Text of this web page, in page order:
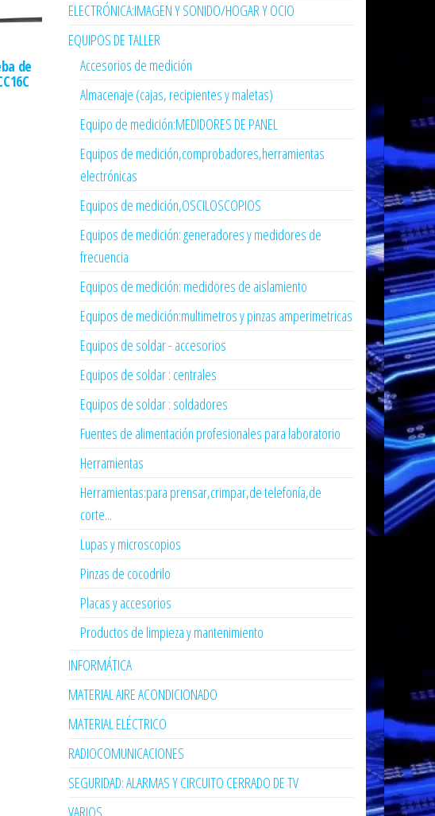
de
ELECTRÓNICA:IMAGEN Y SONIDO/HOGAR Y OCIO
EQUIPOS DE TALLER
Accesorios de medición
Almacenaje (cajas, recipientes y maletas)
Equipo de medición:MEDIDORES DE PANEL
Equipos de medición,comprobadores,herramientas
electrónicas
Equipos de medición,OSCILOSCOPIOS
Equipos de medición: generadores y medidores de
frecuencia
Equipos de medición: medidores de aislamiento
Equipos de medición:multimetros y pinzas amperimetricas
Equipos de soldar - accesorios
Equipos de soldar : centrales
Equipos de soldar : soldadores
Fuentes de alimentación profesionales para laboratorio
Herramientas
Herramientas:para prensar,crimpar,de telefonía,de
corte...
Lupas y microscopios
Pinzas de cocodrilo
Placas y accesorios
Productos de limpieza y mantenimiento
INFORMÁTICA
MATERIAL AIRE ACONDICIONADO
MATERIAL ELÉCTRICO
RADIOCOMUNICACIONES
SEGURIDAD: ALARMAS Y CIRCUITO CERRADO DE TV
VARIOS